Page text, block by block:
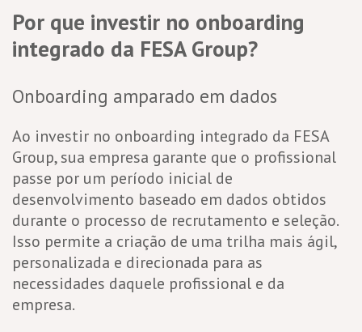
Por que investir no onboarding
integrado da FESA Group?
Onboarding amparado em dados
Ao investir no onboarding integrado da FESA
Group, sua empresa garante que o profissional
passe por um período inicial de
desenvolvimento baseado em dados obtidos
durante o processo de recrutamento e seleção.
Isso permite a criação de uma trilha mais ágil,
personalizada e direcionada para as
necessidades daquele profissional e da
empresa.